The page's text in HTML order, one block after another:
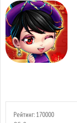
Рейтинг: 170000